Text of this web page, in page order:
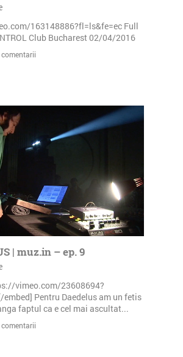
163148886?fl=ls&fe=ec Full
Club Bucharest 02/04/2016
| muz.in – ep. 9
vimeo.com/23608694?
Pentru Daedelus am un fetis
faptul ca e cel mai ascultat...